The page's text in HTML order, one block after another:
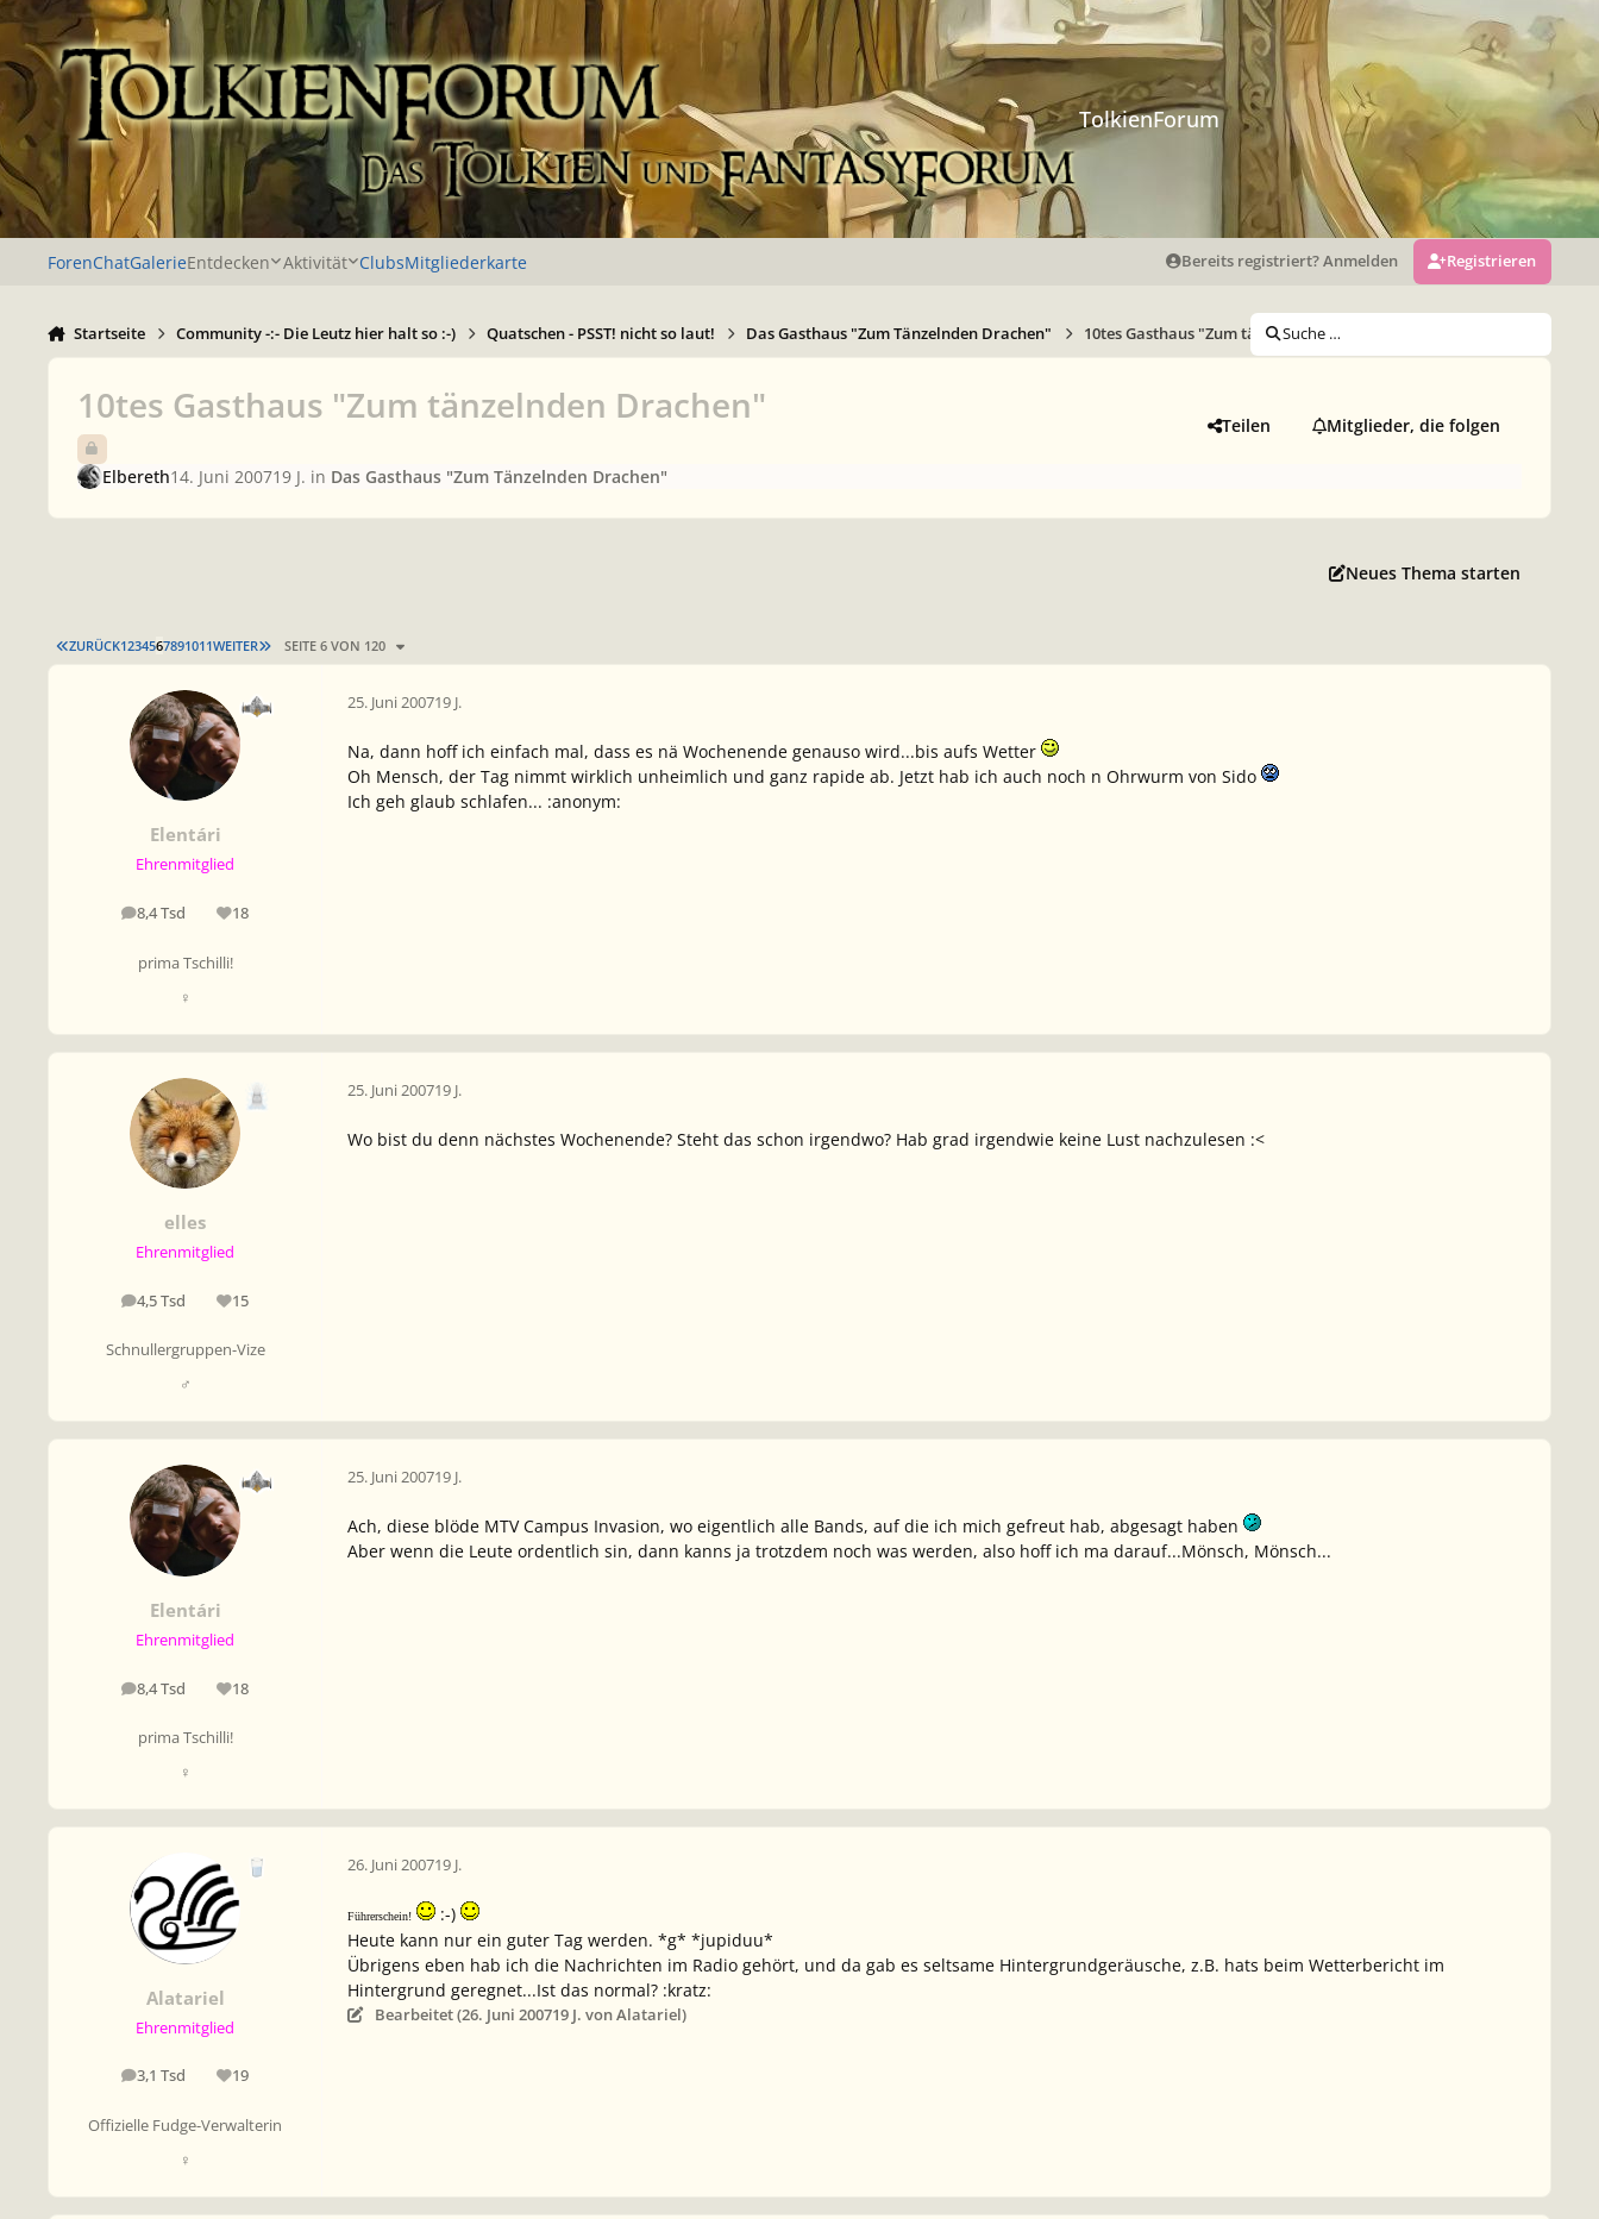
Zu Inhalt springen
TolkienForum
ForenChatGalerieEntdecken Aktivität ClubsMitgliederkarte Bereits registriert? Anmelden Registrieren
Startseite Community -:- Die Leutz hier halt so :-) Quatschen - PSST! nicht so laut! Das Gasthaus "Zum Tänzelnden Drachen" 10tes Gasthaus "Zum tänzelnden Drachen"
Suche …
10tes Gasthaus "Zum tänzelnden Drachen" Teilen Mitglieder, die folgen
Elbereth14. Juni 200719 J. in Das Gasthaus "Zum Tänzelnden Drachen"
Neues Thema starten
ERSTE SEITE
ZURÜCK1234567891011WEITER LETZTE SEITE
SEITE 6 VON 120
Elentári
Ehrenmitglied
8,4 Tsd
Beiträge 18
Reputation
prima Tschilli!
♀
25. Juni 200719 J.
Na, dann hoff ich einfach mal, dass es nä Wochenende genauso wird...bis aufs Wetter
Oh Mensch, der Tag nimmt wirklich unheimlich und ganz rapide ab. Jetzt hab ich auch noch n Ohrwurm von Sido
Ich geh glaub schlafen... :anonym:
elles
Ehrenmitglied
4,5 Tsd
Beiträge 15
Reputation
Schnullergruppen-Vize
♂
25. Juni 200719 J.
Wo bist du denn nächstes Wochenende? Steht das schon irgendwo? Hab grad irgendwie keine Lust nachzulesen :<
Elentári
Ehrenmitglied
8,4 Tsd
Beiträge 18
Reputation
prima Tschilli!
♀
25. Juni 200719 J.
Ach, diese blöde MTV Campus Invasion, wo eigentlich alle Bands, auf die ich mich gefreut hab, abgesagt haben
Aber wenn die Leute ordentlich sin, dann kanns ja trotzdem noch was werden, also hoff ich ma darauf...Mönsch, Mönsch...
Alatariel
Ehrenmitglied
3,1 Tsd
Beiträge 19
Reputation
Offizielle Fudge-Verwalterin
♀
26. Juni 200719 J.
Führerschein!
:-)
Heute kann nur ein guter Tag werden. *g* *jupiduu*
Übrigens eben hab ich die Nachrichten im Radio gehört, und da gab es seltsame Hintergrundgeräusche, z.B. hats beim Wetterbericht im
Hintergrund geregnet...Ist das normal? :kratz:
Bearbeitet (26. Juni 200719 J. von Alatariel)